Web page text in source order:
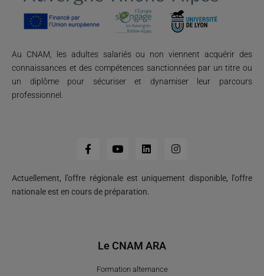
Au CNAM, les adultes salariés ou non viennent acquérir des
connaissances et des compétences sanctionnées par un titre ou
un diplôme pour sécuriser et dynamiser leur parcours
professionnel.
Actuellement, l’offre régionale est uniquement disponible, l’offre
nationale est en cours de préparation.
Le CNAM ARA
Formation alternance